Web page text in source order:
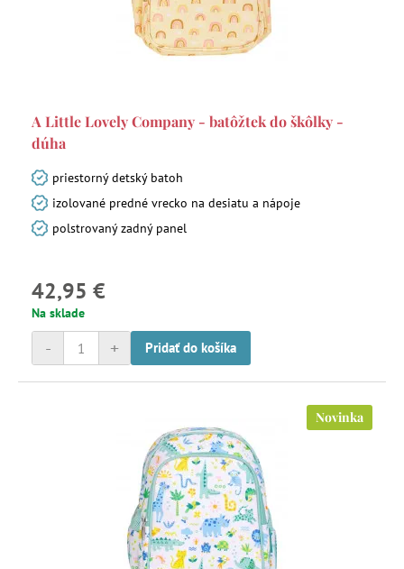
A Little Lovely Company - batôžtek do škôlky -
dúha
priestorný detský batoh
izolované predné vrecko na desiatu a nápoje
polstrovaný zadný panel
42,95 €
Na sklade
+
- Pridať do košíka
Novinka